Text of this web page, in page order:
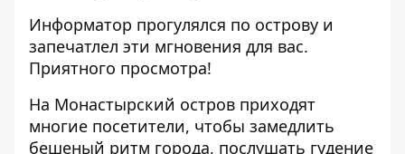
Информатор прогулялся по острову и
запечатлел эти мгновения для вас.
Приятного просмотра!
На Монастырский остров приходят
многие посетители, чтобы замедлить
бешеный ритм города, послушать гудение